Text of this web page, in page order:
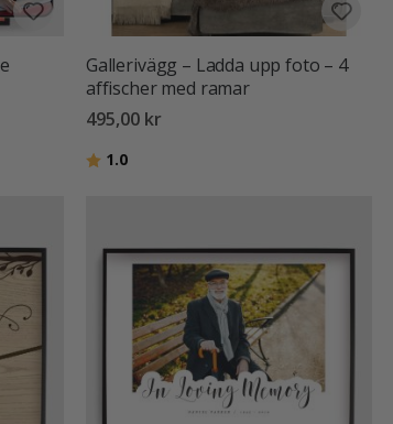
Galleri­vägg – Ladda upp foto – 4
affischer med ramar
495,00 kr
Betyg:
1.0utav 5 stjärnor